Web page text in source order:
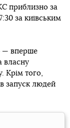
приблизно за
за київським
— вперше
власну
Крім того,
запуск людей